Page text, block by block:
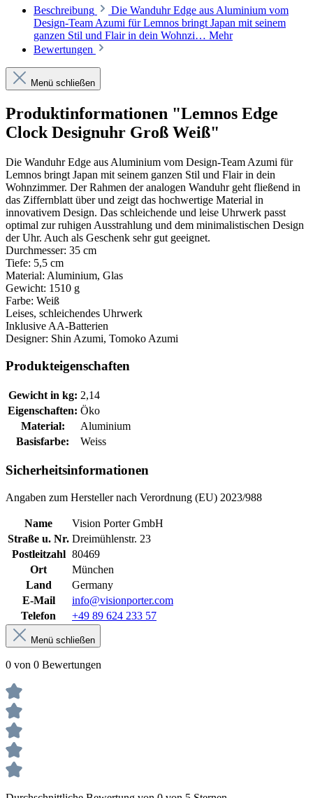
Beschreibung
Die Wanduhr Edge aus Aluminium vom
Design-Team Azumi für Lemnos bringt Japan mit seinem
ganzen Stil und Flair in dein Wohnzi… Mehr
Bewertungen
Menü schließen
Produktinformationen "Lemnos Edge
Clock Designuhr Groß Weiß"
Die Wanduhr Edge aus Aluminium vom Design-Team Azumi für
Lemnos bringt Japan mit seinem ganzen Stil und Flair in dein
Wohnzimmer. Der Rahmen der analogen Wanduhr geht fließend in
das Ziffernblatt über und zeigt das hochwertige Material in
innovativem Design. Das schleichende und leise Uhrwerk passt
optimal zur ruhigen Ausstrahlung und dem minimalistischen Design
der Uhr. Auch als Geschenk sehr gut geeignet.
Durchmesser: 35 cm
Tiefe: 5,5 cm
Material: Aluminium, Glas
Gewicht: 1510 g
Farbe: Weiß
Leises, schleichendes Uhrwerk
Inklusive AA-Batterien
Designer: Shin Azumi, Tomoko Azumi
Produkteigenschaften
Gewicht in kg: 2,14
Eigenschaften: Öko
Material:
Aluminium
Basisfarbe:
Weiss
Sicherheitsinformationen
Angaben zum Hersteller nach Verordnung (EU) 2023/988
Name
Vision Porter GmbH
Straße u. Nr. Dreimühlenstr. 23
Postleitzahl 80469
Ort
München
Land
Germany
E-Mail
info@visionporter.com
Telefon
+49 89 624 233 57
Menü schließen
0 von 0 Bewertungen